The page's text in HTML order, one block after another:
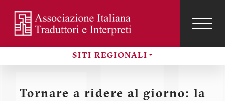
contenuto
principale
SITI REGIONALI
Menu
profilo
utente
Tornare a ridere al giorno: la